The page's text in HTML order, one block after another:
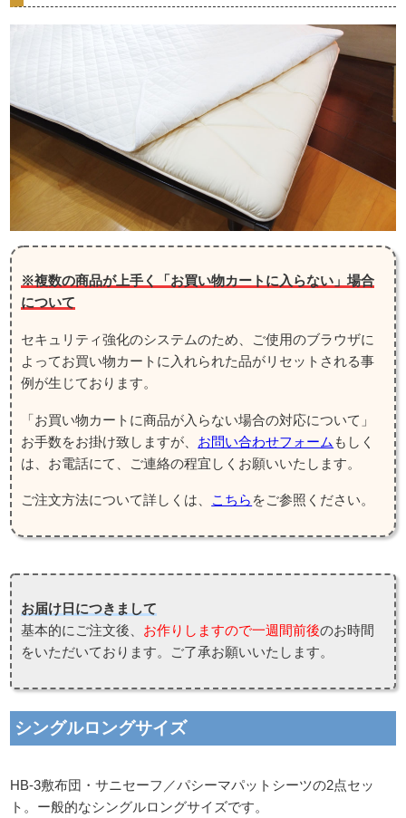
※複数の商品が上手く「お買い物カートに入らない」場合
について
セキュリティ強化のシステムのため、ご使用のブラウザに
よってお買い物カートに入れられた品がリセットされる事
例が生じております。
「お買い物カートに商品が入らない場合の対応について」
お手数をお掛け致しますが、 お問い合わせフォーム もしく
は、お電話にて、ご連絡の程宜しくお願いいたします。
ご注文方法について詳しくは、 こちら をご参照ください。
お届け日につきまして
基本的にご注文後、 お作りしますので一週間前後のお時間
をいただいております。ご了承お願いいたします。
シングルロングサイズ
HB-3敷布団・サニセーフ／パシーマパットシーツの2点セッ
ト。ー般的なシングルロングサイズです。